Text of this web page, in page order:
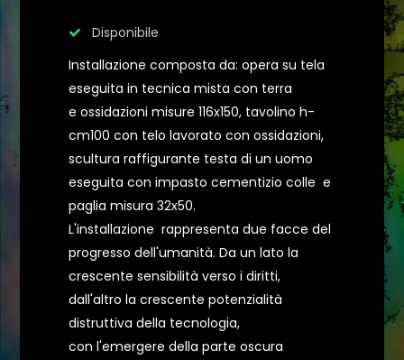
Disponibile
Installazione composta da: opera su tela
eseguita in tecnica mista con terra
e ossidazioni misure 116x150, tavolino h-
cm100 con telo lavorato con ossidazioni,
scultura raffigurante testa di un uomo
eseguita con impasto cementizio colle e
paglia misura 32x50.
L'installazione rappresenta due facce del
progresso dell'umanità. Da un lato la
crescente sensibilità verso i diritti,
dall'altro la crescente potenzialità
distruttiva della tecnologia,
con l'emergere della parte oscura